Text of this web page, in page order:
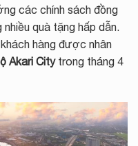
các chính sách đồng
quà tặng hấp dẫn.
hàng được nhân
Akari Citytrong tháng 4